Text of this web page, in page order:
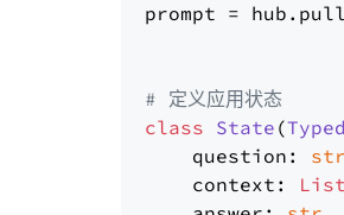
prompt =
# 定义应用状态
class State (
    question:
str
    context:
List